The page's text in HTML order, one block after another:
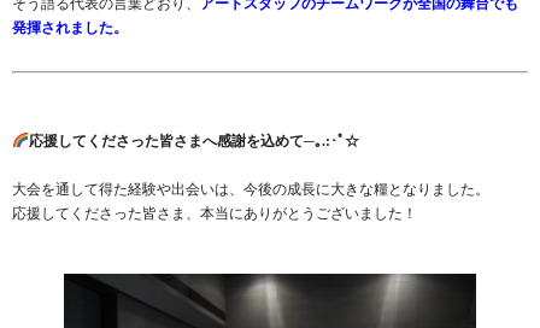
発揮されました。
応援してくださった皆さまへ感謝を込めて─｡.:･ﾟ☆
大会を通して得た経験や出会いは、今後の成長に大きな糧となりました。
応援してくださった皆さま、本当にありがとうございました！